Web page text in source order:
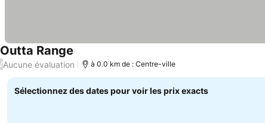
Outta Range Consulter les prix
/Aucune évaluation à 0.0 km de : Centre-ville
Sélectionnez des dates pour voir les prix exacts